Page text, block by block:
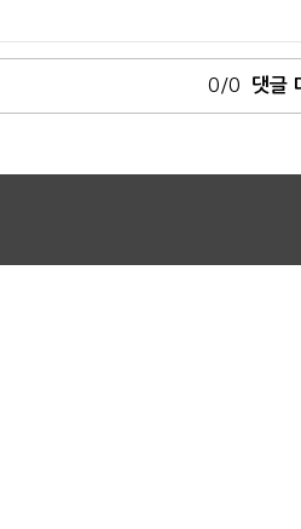
0/0 댓글